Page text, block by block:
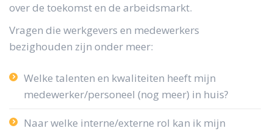
over de toekomst en de arbeidsmarkt.
Vragen die werkgevers en medewerkers
bezighouden zijn onder meer:
Welke talenten en kwaliteiten heeft mijn
medewerker/personeel (nog meer) in huis?
Naar welke interne/externe rol kan ik mijn